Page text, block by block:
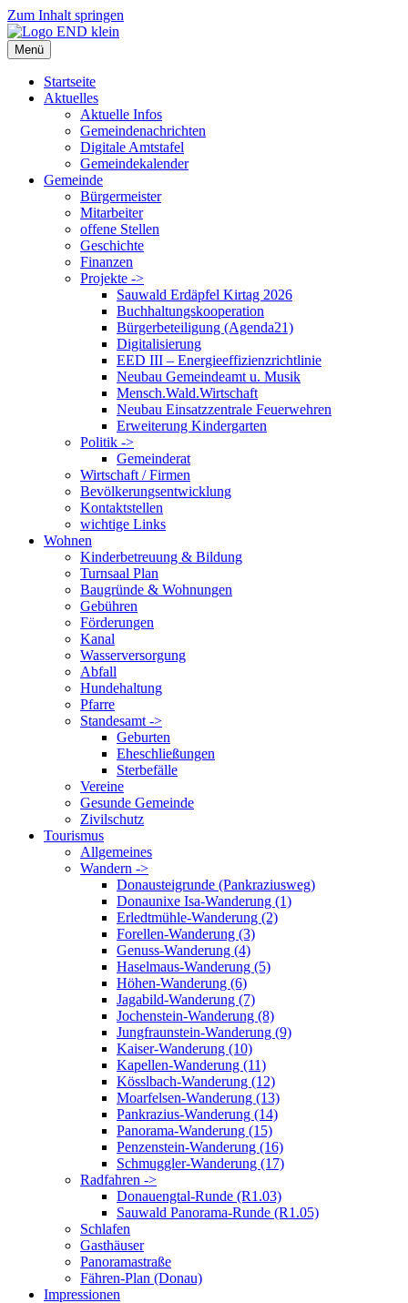
Zum Inhalt springen
Menü
Startseite
Aktuelles
Aktuelle Infos
Gemeindenachrichten
Digitale Amtstafel
Gemeindekalender
Gemeinde
Bürgermeister
Mitarbeiter
offene Stellen
Geschichte
Finanzen
Projekte ->
Sauwald Erdäpfel Kirtag 2026
Buchhaltungskooperation
Bürgerbeteiligung (Agenda21)
Digitalisierung
EED III – Energieeffizienzrichtlinie
Neubau Gemeindeamt u. Musik
Mensch.Wald.Wirtschaft
Neubau Einsatzzentrale Feuerwehren
Erweiterung Kindergarten
Politik ->
Gemeinderat
Wirtschaft / Firmen
Bevölkerungsentwicklung
Kontaktstellen
wichtige Links
Wohnen
Kinderbetreuung & Bildung
Turnsaal Plan
Baugründe & Wohnungen
Gebühren
Förderungen
Kanal
Wasserversorgung
Abfall
Hundehaltung
Pfarre
Standesamt ->
Geburten
Eheschließungen
Sterbefälle
Vereine
Gesunde Gemeinde
Zivilschutz
Tourismus
Allgemeines
Wandern ->
Donausteigrunde (Pankraziusweg)
Donaunixe Isa-Wanderung (1)
Erledtmühle-Wanderung (2)
Forellen-Wanderung (3)
Genuss-Wanderung (4)
Haselmaus-Wanderung (5)
Höhen-Wanderung (6)
Jagabild-Wanderung (7)
Jochenstein-Wanderung (8)
Jungfraunstein-Wanderung (9)
Kaiser-Wanderung (10)
Kapellen-Wanderung (11)
Kösslbach-Wanderung (12)
Moarfelsen-Wanderung (13)
Pankrazius-Wanderung (14)
Panorama-Wanderung (15)
Penzenstein-Wanderung (16)
Schmuggler-Wanderung (17)
Radfahren ->
Donauengtal-Runde (R1.03)
Sauwald Panorama-Runde (R1.05)
Schlafen
Gasthäuser
Panoramastraße
Fähren-Plan (Donau)
Impressionen